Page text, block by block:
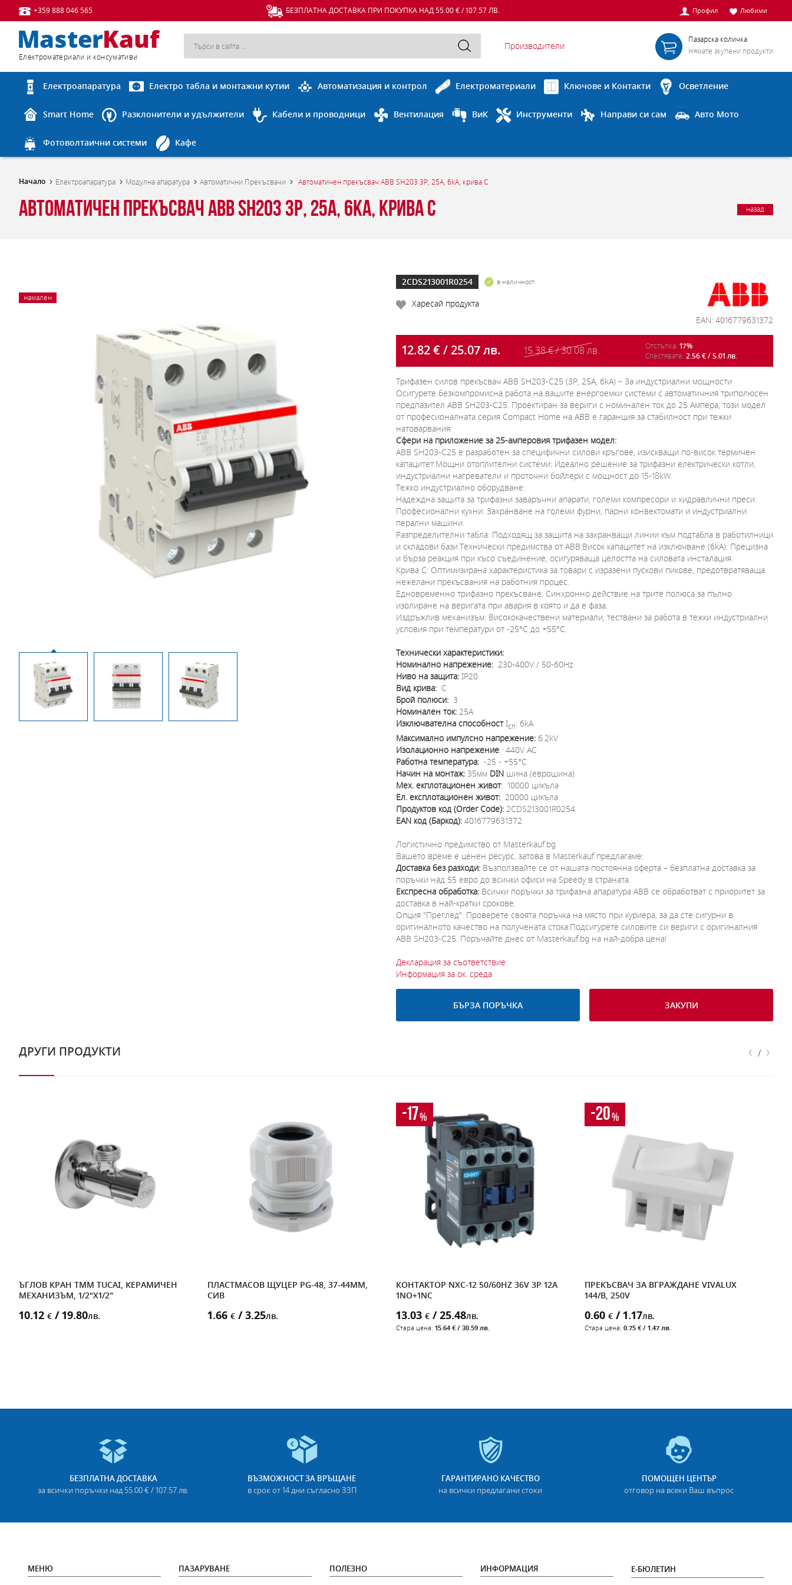
+359 888 046 565 Профил Любими
БЕЗПЛАТНА ДОСТАВКА ПРИ ПОКУПКА НАД 55.00 € / 107.57 ЛВ.
Eлектроматериали и консумативи
Пазарска количка
Нямате зкупени продукти
Производители
Електроапаратура Електро табла и монтажни кутии Автоматизация и контрол Електроматериали Ключове и Контакти Осветление
Smart Home Разклонители и удължители Кабели и проводници Вентилация ВиК Инструменти Направи си сам Авто Мото
Фотоволтаични системи Кафе
Начало Електроапаратура Модулна апаратура Автоматични Прекъсвачи Автоматичен прекъсвач ABB SH203 3P, 25A, 6kA, крива C
Автоматичен прекъсвач ABB SH203 3P, 25A, 6kA, крива C назад
намален
2CDS213001R0254 в наличност
Харесай продукта
EAN: 4016779631372
12.82 € / 25.07 лв. 15.38 € / 30.08 лв. Отстъпка:17%
Спестявате:2.56 € / 5.01 лв.
Трифазен силов прекъсвач ABB SH203-C25 (3P, 25A, 6kA) – За индустриални мощности
Осигурете безкомпромисна работа на вашите енергоемки системи с автоматичния триполюсен
предпазител ABB SH203-C25. Проектиран за вериги с номинален ток до 25 Ампера, този модел
от професионалната серия Compact Home на ABB е гаранция за стабилност при тежки
натоварвания.
Сфери на приложение за 25-амперовия трифазен модел:
ABB SH203-C25 е разработен за специфични силови кръгове, изискващи по-висок термичен
капацитет:Мощни отоплителни системи: Идеално решение за трифазни електрически котли,
индустриални нагреватели и проточни бойлери с мощност до 15-18kW.
Тежко индустриално оборудване:
Надеждна защита за трифазни заваръчни апарати, големи компресори и хидравлични преси.
Професионални кухни: Захранване на големи фурни, парни конвектомати и индустриални
перални машини.
Разпределителни табла: Подходящ за защита на захранващи линии към подтабла в работилници
и складови бази.Технически предимства от ABB:Висок капацитет на изключване (6kA): Прецизна
и бърза реакция при късо съединение, осигуряваща целостта на силовата инсталация.
Крива C: Оптимизирана характеристика за товари с изразени пускови пикове, предотвратяваща
нежелани прекъсвания на работния процес.
Едновременно трифазно прекъсване: Синхронно действие на трите полюса за пълно
изолиране на веригата при авария в която и да е фаза.
Издръжлив механизъм: Висококачествени материали, тествани за работа в тежки индустриални
условия при температури от -25°C до +55°C.
Технически характеристики:
Номинално напрежение: 230-400V / 50-60Hz
Ниво на защита: IP20
Вид крива: C
Брой полюси: 3
Номинален ток: 25A
Изключвателна способностIcn: 6kA
Максимално импулсно напрежение: 6.2kV
Изолационно напрежение: 440V AC
Работна температура: -25 - +55°C
Начин на монтаж: 35мм DIN шина (еврошина)
Мех. екплотационен живот: 10000 цикъла
Ел. експлотационен живот: 20000 цикъла
Продуктов код (Order Code): 2CDS213001R0254
EAN код (Баркод): 4016779631372
Логистично предимство от Masterkauf.bg
Вашето време е ценен ресурс, затова в Masterkauf предлагаме:
Доставка без разходи: Възползвайте се от нашата постоянна оферта – безплатна доставка за
поръчки над 55 евро до всички офиси на Speedy в страната.
Експресна обработка: Всички поръчки за трифазна апаратура ABB се обработват с приоритет за
доставка в най-кратки срокове.
Опция "Преглед": Проверете своята поръчка на място при куриера, за да сте сигурни в
оригиналното качество на получената стока.Подсигурете силовите си вериги с оригиналния
ABB SH203-C25. Поръчайте днес от Masterkauf.bg на най-добра цена!
Декларация за съответствие
Информация за ок. среда
БЪРЗА ПОРЪЧКА ЗАКУПИ
ДРУГИ ПРОДУКТИ ‹ / ›
ЪГЛОВ КРАН TMM TUCAI, КЕРАМИЧЕН
МЕХАНИЗЪМ, 1/2"X1/2"
10.12 € / 19.80лв.
ПЛАСТМАСОВ ЩУЦЕР PG-48, 37-44MM,
СИВ
1.66 € / 3.25лв.
-17%
КОНТАКТОР NXC-12 50/60HZ 36V 3P 12A
1NO+1NC
13.03 € / 25.48лв.
Стара цена: 15.64 € / 30.59 лв.
-20%
ПРЕКЪСВАЧ ЗА ВГРАЖДАНЕ VIVALUX
144/B, 250V
0.60 € / 1.17лв.
Стара цена: 0.75 € / 1.47 лв.
БЕЗПЛАТНА ДОСТАВКА
за всички поръчки над 55.00 € / 107.57 лв.
ВЪЗМОЖНОСТ ЗА ВРЪЩАНЕ
в срок от 14 дни съгласно ЗЗП
ГАРАНТИРАНО КАЧЕСТВО
на всички предлагани стоки
ПОМОЩЕН ЦЕНТЪР
отговор на всеки Ваш въпрос
МЕНЮ
ПАЗАРУВАНЕ
ПОЛЕЗНО
ИНФОРМАЦИЯ
Е-БЮЛЕТИН